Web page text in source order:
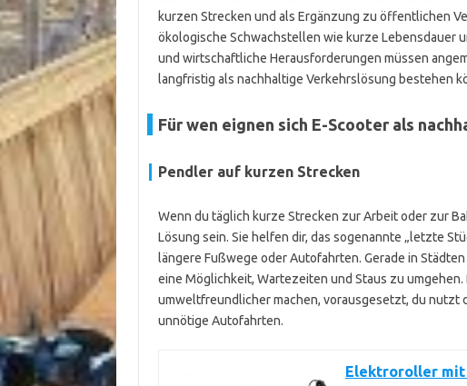
kurzen Strecken und als Ergänzung zu öffentlichen
ökologische Schwachstellen wie kurze Lebensdauer
und wirtschaftliche Herausforderungen müssen
langfristig als nachhaltige Verkehrslösung bestehen
Für wen eignen sich E-Scooter als
Pendler auf kurzen Strecken
Wenn du täglich kurze Strecken zur Arbeit oder zur
Lösung sein. Sie helfen dir, das sogenannte „letzte
längere Fußwege oder Autofahrten. Gerade in
eine Möglichkeit, Wartezeiten und Staus zu
umweltfreundlicher machen, vorausgesetzt, du nutzt
unnötige Autofahrten.
Elektroroller mit